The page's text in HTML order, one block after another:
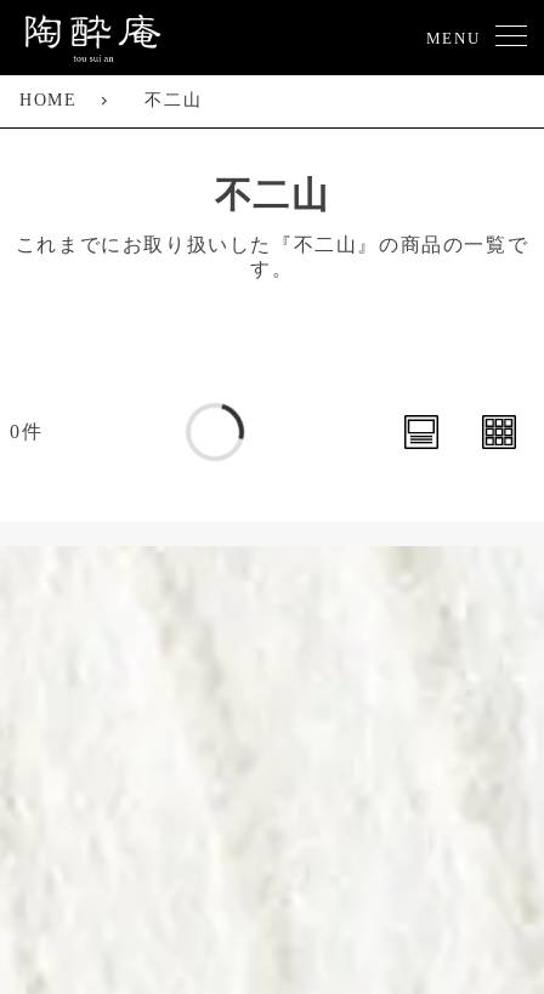
MENU
HOME 不二山
不二山
これまでにお取り扱いした『不二山』の商品の一覧で
す。